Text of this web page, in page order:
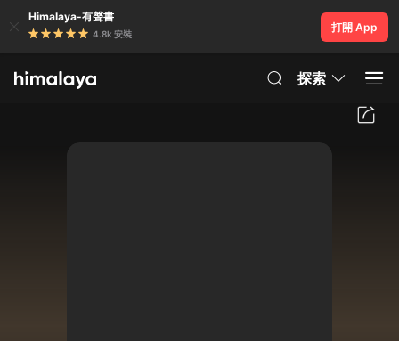
Himalaya-有聲書
4.8k 安裝
打開 App
探索